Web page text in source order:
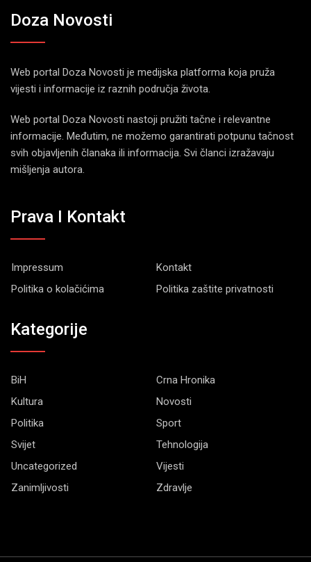
Doza Novosti
Web portal Doza Novosti je medijska platforma koja pruža
vijesti i informacije iz raznih područja života.
Web portal Doza Novosti nastoji pružiti tačne i relevantne
informacije. Međutim, ne možemo garantirati potpunu tačnost
svih objavljenih članaka ili informacija. Svi članci izražavaju
mišljenja autora.
Prava I Kontakt
Impressum
Kontakt
Politika o kolačićima
Politika zaštite privatnosti
Kategorije
BiH
Crna Hronika
Kultura
Novosti
Politika
Sport
Svijet
Tehnologija
Uncategorized
Vijesti
Zanimljivosti
Zdravlje